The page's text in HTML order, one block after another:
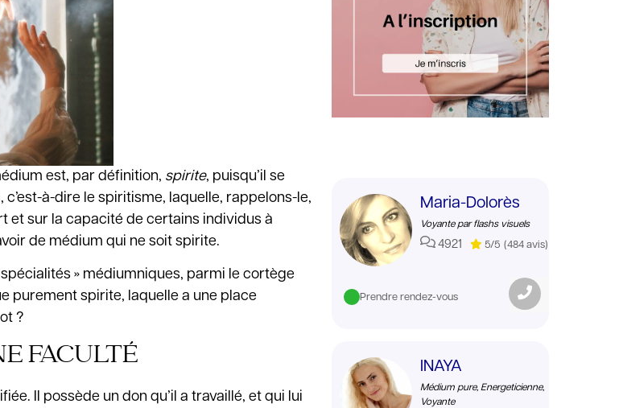
est, par définition, spirite, puisqu’il se
à-dire le spiritisme, laquelle, rappelons-le,
et sur la capacité de certains individus à
de médium qui ne soit spirite.
» médiumniques, parmi le cortège
purement spirite, laquelle a une place
?
FACULTÉ
Il possède un don qu’il a travaillé, et qui lui
Maria-Dolorès
Voyante par flashs visuels
4921 5/5 (484 avis)
Prendre rendez-vous
INAYA
Médium pure, Energeticienne,
Voyante